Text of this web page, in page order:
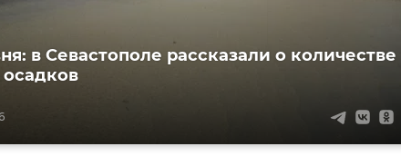
в Севастополе рассказали о количестве